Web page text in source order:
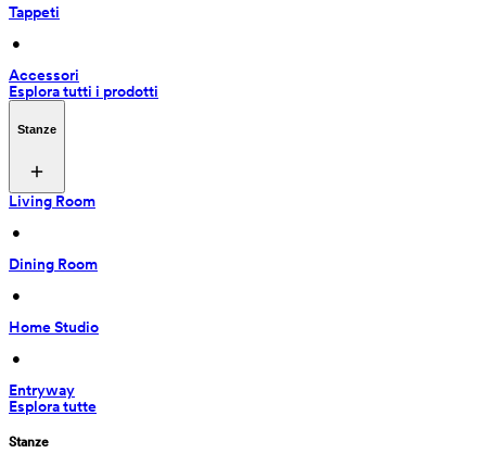
Tappeti
•
Accessori
Esplora tutti i prodotti
Stanze
Living Room
•
Dining Room
•
Home Studio
•
Entryway
Esplora tutte
Stanze